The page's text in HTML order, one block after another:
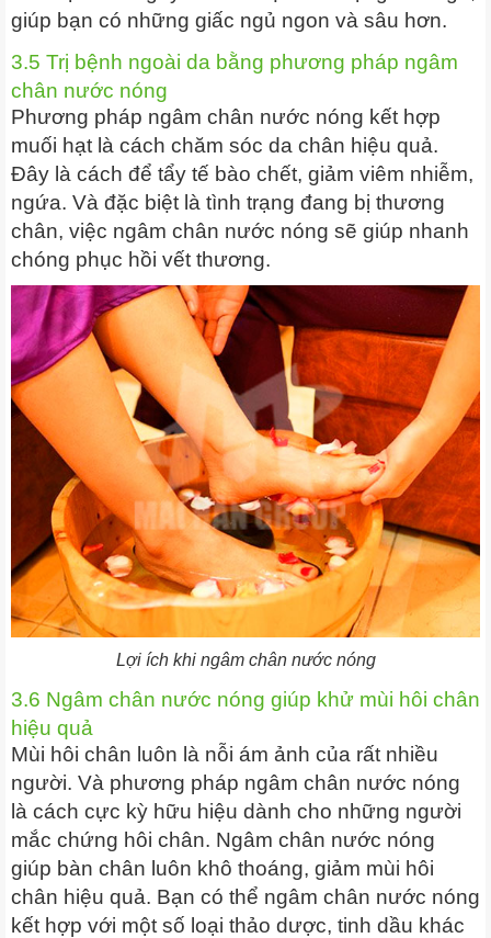
giúp bạn có những giấc ngủ ngon và sâu hơn.
3.5 Trị bệnh ngoài da bằng phương pháp ngâm
chân nước nóng
Phương pháp ngâm chân nước nóng kết hợp
muối hạt là cách chăm sóc da chân hiệu quả.
Đây là cách để tẩy tế bào chết, giảm viêm nhiễm,
ngứa. Và đặc biệt là tình trạng đang bị thương
chân, việc ngâm chân nước nóng sẽ giúp nhanh
chóng phục hồi vết thương.
Lợi ích khi ngâm chân nước nóng
3.6 Ngâm chân nước nóng giúp khử mùi hôi chân
hiệu quả
Mùi hôi chân luôn là nỗi ám ảnh của rất nhiều
người. Và phương pháp ngâm chân nước nóng
là cách cực kỳ hữu hiệu dành cho những người
mắc chứng hôi chân. Ngâm chân nước nóng
giúp bàn chân luôn khô thoáng, giảm mùi hôi
chân hiệu quả. Bạn có thể ngâm chân nước nóng
kết hợp với một số loại thảo dược, tinh dầu khác